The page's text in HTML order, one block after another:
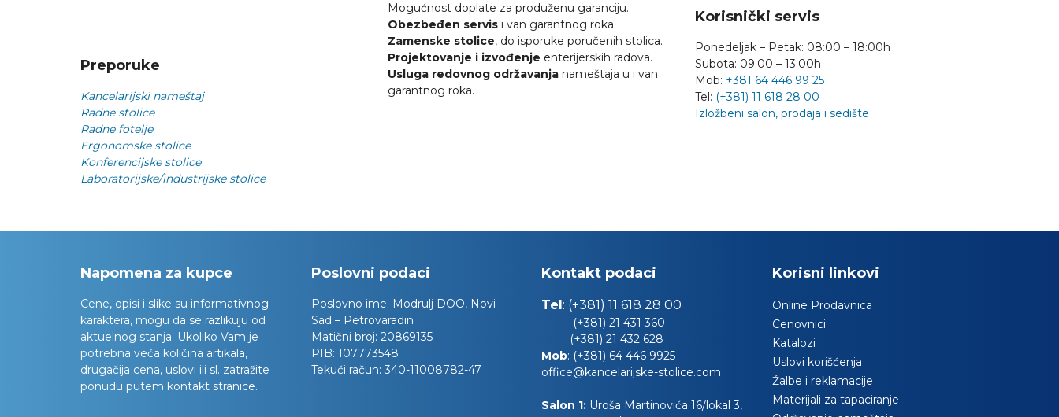
Preporuke
Kancelarijski nameštaj
Radne stolice
Radne fotelje
Ergonomske stolice
Konferencijske stolice
Laboratorijske/industrijske stolice
Mogućnost doplate za produženu garanciju.
Obezbeđen servisi van garantnog roka.
Zamenske stolice, do isporuke poručenih stolica.
Projektovanje i izvođenje enterijerskih radova.
Usluga redovnog održavanjanameštaja u i van
garantnog roka.
Korisnički servis
Ponedeljak – Petak: 08:00 – 18:00h
Subota: 09.00 – 13.00h
Mob: +381 64 446 99 25
Tel: (+381) 11 618 28 00
Izložbeni salon, prodaja i sedište
Napomena za kupce
Cene, opisi i slike su informativnog
karaktera, mogu da se razlikuju od
aktuelnog stanja. Ukoliko Vam je
potrebna veća količina artikala,
drugačija cena, uslovi ili sl. zatražite
ponudu putem kontakt stranice.
Poslovni podaci
Poslovno ime: Modrulj DOO, Novi
Sad – Petrovaradin
Matični broj: 20869135
PIB: 107773548
Tekući račun: 340-11008782-47
Kontakt podaci
Tel : (+381) 11 618 28 00
(+381) 21 431 360
(+381) 21 432 628
Mob: (+381) 64 446 9925
office@kancelarijske-stolice.com
Salon 1: Uroša Martinovića 16/lokal 3,
Korisni linkovi
Online Prodavnica
Cenovnici
Katalozi
Uslovi korišćenja
Žalbe i reklamacije
Materijali za tapaciranje